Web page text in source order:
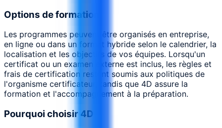
Options de formation
Les programmes peuvent être organisés en entreprise,
en ligne ou dans un format hybride selon le calendrier, la
localisation et les objectifs de vos équipes. Lorsqu'un
certificat ou un examen externe est inclus, les règles et
frais de certification restent soumis aux politiques de
l'organisme certificateur, tandis que 4D assure la
formation et l'accompagnement à la préparation.
Pourquoi choisir 4D